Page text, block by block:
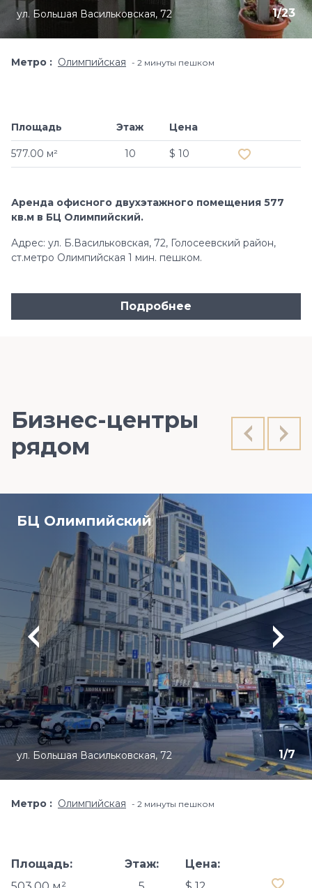
1/23
ул. Большая Васильковская, 72
Метро Олимпийская 2 минуты пешком
Площадь
577.00 м²
Этаж
10
Цена
$ 10
Аренда офисного двухэтажного помещения 577
кв.м в БЦ Олимпийский.
Адрес: ул. Б.Васильковская, 72, Голосеевский район,
ст.метро Олимпийская 1 мин. пешком.
Подробнее
Бизнес-центры
рядом
БЦ Олимпийский
1/7
ул. Большая Васильковская, 72
Метро Олимпийская 2 минуты пешком
Площадь:
Этаж:
Цена: